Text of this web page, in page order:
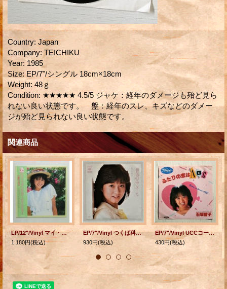
Country: Japan
Company: TEICHIKU
Year: 1985
Size: EP/7"/シングル 18cm×18cm
Weight: 48ｇ
Condition: ★★★★★ 4.5/5 ジャケ：経年のダメージも殆ど見ら
れない良い状態です。 盤：経年のスレ、キズなどのダメー
ジが殆ど見られない良い状態です。
関連商品
LP/12"/Vinyl マイ・ファンタジー/KYOKO I 小泉今日子 (1982) Victor 帯、カラーピンナップ歌詞カード付
1,180円(税込)
EP/7"/Vinyl つくば科学博 〜EXPO'85〜 郵政省「ポストカプセル2001」キャンペーンソング 春色のエアメール 秘密の17才 松本典子 (1985) CBS SONY
930円(税込)
EP/7"/Vinyl UCCコーヒーCMソング ふたりの恋はABC あなたにどうぞ 石坂智子 (1980) Toshiba
430円(税込)